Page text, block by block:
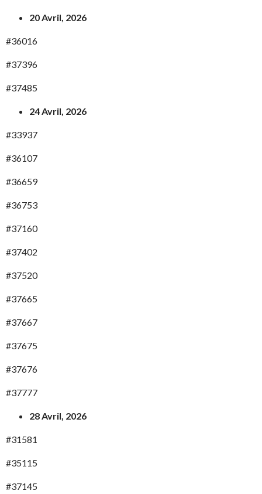
20 Avril, 2026
#36016
#37396
#37485
24 Avril, 2026
#33937
#36107
#36659
#36753
#37160
#37402
#37520
#37665
#37667
#37675
#37676
#37777
28 Avril, 2026
#31581
#35115
#37145